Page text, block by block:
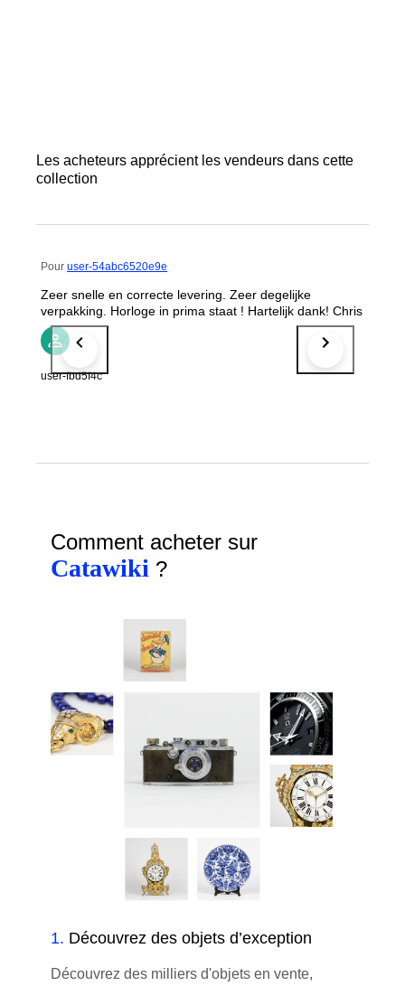
Les acheteurs apprécient les vendeurs dans cette
collection
Pour user-54abc6520e9e
Zeer snelle en correcte levering. Zeer degelijke
verpakking. Horloge in prima staat ! Hartelijk dank! Chris
user-fbd5f4c
Comment acheter sur
Catawiki ?
1. Découvrez des objets d’exception
Découvrez des milliers d'objets en vente,